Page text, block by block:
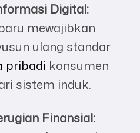
Digital:
mewajibkan
ulang standar
pribadi konsumen
sistem induk.
Finansial: